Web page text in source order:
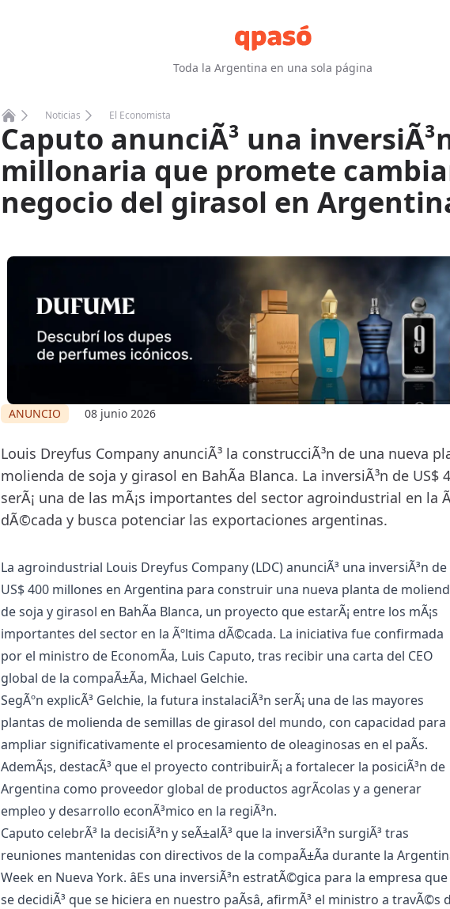
Toda la Argentina en una sola página
Home
Noticias El Economista
Caputo anunciÃ³ una
millonaria que promete
negocio del girasol en
ANUNCIO 08 junio 2026
Louis Dreyfus Company anunciÃ³ la construcciÃ³n de una nueva
molienda de soja y girasol en BahÃ­a Blanca. La inversiÃ³n de US$
serÃ¡ una de las mÃ¡s importantes del sector agroindustrial en la
dÃ©cada y busca potenciar las exportaciones argentinas.
La agroindustrial Louis Dreyfus Company (LDC) anunciÃ³ una inversiÃ³n de
US$ 400 millones en Argentina para construir una nueva planta de
de soja y girasol en BahÃ­a Blanca, un proyecto que estarÃ¡ entre los mÃ¡s
importantes del sector en la Ãºltima dÃ©cada. La iniciativa fue confirmada
por el ministro de EconomÃ­a, Luis Caputo, tras recibir una carta del CEO
global de la compaÃ±Ã­a, Michael Gelchie.
SegÃºn explicÃ³ Gelchie, la futura instalaciÃ³n serÃ¡ una de las mayores
plantas de molienda de semillas de girasol del mundo, con capacidad para
ampliar significativamente el procesamiento de oleaginosas en el paÃ­s.
AdemÃ¡s, destacÃ³ que el proyecto contribuirÃ¡ a fortalecer la posiciÃ³n de
Argentina como proveedor global de productos agrÃ­colas y a generar
empleo y desarrollo econÃ³mico en la regiÃ³n.
Caputo celebrÃ³ la decisiÃ³n y seÃ±alÃ³ que la inversiÃ³n surgiÃ³ tras
reuniones mantenidas con directivos de la compaÃ±Ã­a durante la
Week en Nueva York. âEs una inversiÃ³n estratÃ©gica para la empresa que
se decidiÃ³ que se hiciera en nuestro paÃ­sâ, afirmÃ³ el ministro a travÃ©s